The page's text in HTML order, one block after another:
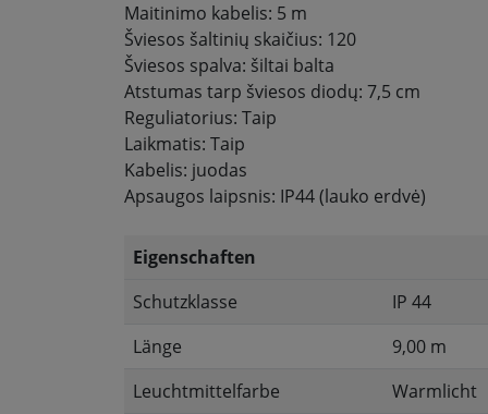
Maitinimo kabelis: 5 m
Šviesos šaltinių skaičius: 120
Šviesos spalva: šiltai balta
Atstumas tarp šviesos diodų: 7,5 cm
Reguliatorius: Taip
Laikmatis: Taip
Kabelis: juodas
Apsaugos laipsnis: IP44 (lauko erdvė)
Eigenschaften
Schutzklasse
IP 44
Länge
9,00 m
Leuchtmittelfarbe
Warmlicht